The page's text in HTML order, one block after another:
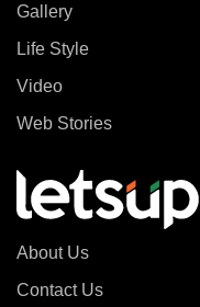
Gallery
Life Style
Video
Web Stories
About Us
Contact Us